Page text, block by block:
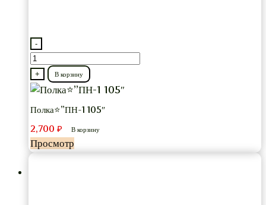
-
Количество
товара
Полка⭐”ПН-1
+ В корзину
Полка⭐”ПН-1 105″
2,700 ₽ В корзину
Просмотр